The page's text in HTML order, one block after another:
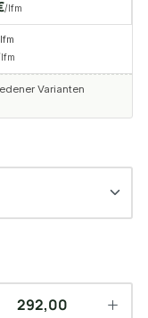
/lfm
Varianten